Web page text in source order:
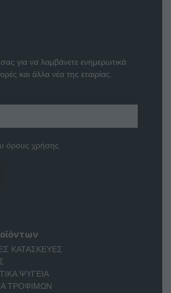
για να λαμβάνετε ενημερωτικά
και άλλα νέα της εταιρίας.
όρους χρήσης
ΚΑΤΑΣΚΕΥΕΣ
ΨΥΓΕΙΑ
ΤΡΟΦΙΜΩΝ